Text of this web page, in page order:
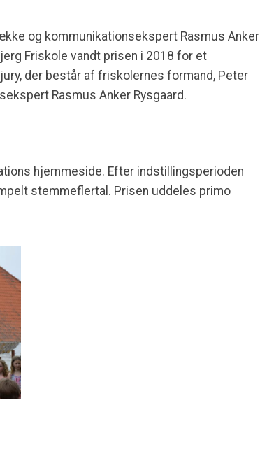
og kommunikationsekspert Rasmus Anker
Friskole vandt prisen i 2018 for et
der består af friskolernes formand, Peter
Rasmus Anker Rysgaard.
hjemmeside. Efter indstillingsperioden
stemmeflertal. Prisen uddeles primo